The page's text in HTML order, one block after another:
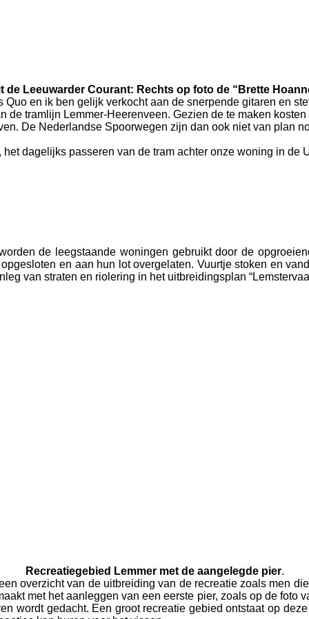
de Leeuwarder Courant: Rechts op foto de “Brette
en ik ben gelijk verkocht aan de snerpende gitaren en
de tramlijn Lemmer-Heerenveen. Gezien de te maken
De Nederlandse Spoorwegen zijn dan ook niet van plan
dagelijks passeren van de tram achter onze woning in de
de leegstaande woningen gebruikt door de
en aan hun lot overgelaten. Vuurtje stoken en
van straten en riolering in het uitbreidingsplan
Recreatiegebied Lemmer met de aangelegde pier.
overzicht van de uitbreiding van de recreatie zoals men
met het aanleggen van een eerste pier, zoals op de foto
wordt gedacht. Een groot recreatie gebied ontstaat op